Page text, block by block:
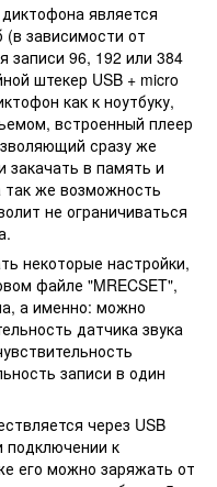
является
(в зависимости от
записи 96, 192 или 384
штекер USB + micro
как к ноутбуку,
встроенный плеер
сразу же
закачать в память и
так же возможность
не ограничиваться
некоторые настройки,
файле "MRECSET",
а именно: можно
датчика звука
записи в один
через USB
подключении к
его можно заряжать от